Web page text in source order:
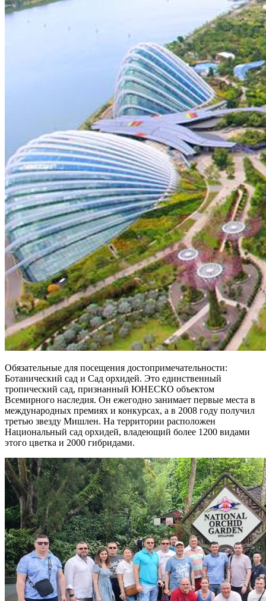
Обязательные для посещения достопримечательности:
Ботанический сад и Сад орхидей. Это единственный
тропический сад, признанный ЮНЕСКО объектом
Всемирного наследия. Он ежегодно занимает первые места в
международных премиях и конкурсах, а в 2008 году получил
третью звезду Мишлен. На территории расположен
Национальный сад орхидей, владеющий более 1200 видами
этого цветка и 2000 гибридами.